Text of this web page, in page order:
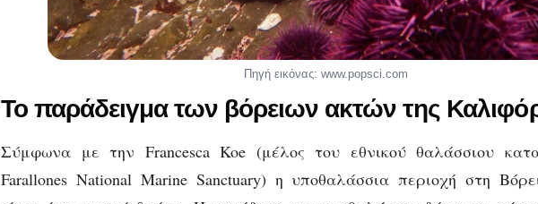
Πηγή εικόνας: www.popsci.com
Το παράδειγμα των βόρειων ακτών της
Σύμφωνα με την Francesca Koe (μέλος του εθνικού θαλάσσιου
Farallones National Marine Sanctuary) η υποθαλάσσια περιοχή στη